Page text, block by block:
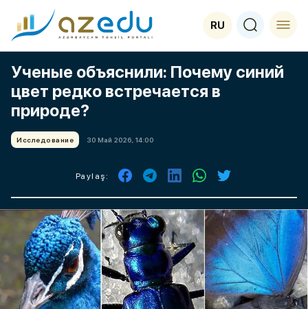
RU
Ученые объяснили: Почему синий
цвет редко встречается в
природе?
Исследование 30 Май 2026, 14:00
Paylaş: